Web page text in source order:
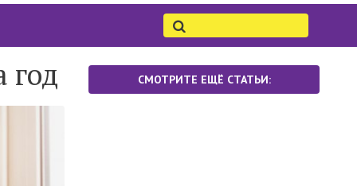
год СМОТРИТЕ ЕЩЁ СТАТЬИ: